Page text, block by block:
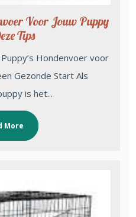
Voor Jouw Puppy
Tips
Hondenvoer voor
Gezonde Start Als
is het...
More